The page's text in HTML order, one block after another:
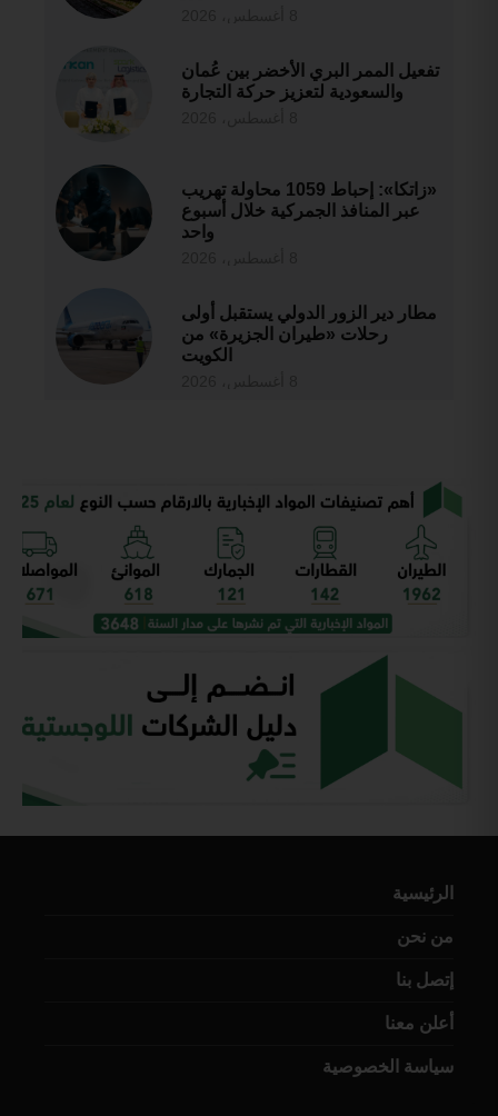
تفعيل الممر البري الأخضر بين عُمان
والسعودية لتعزيز حركة التجارة
«زاتكا»: إحباط 1059 محاولة تهريب
عبر المنافذ الجمركية خلال أسبوع
واحد
مطار دير الزور الدولي يستقبل أولى
رحلات «طيران الجزيرة» من
الكويت
الرئيسية
من نحن
إتصل بنا
أعلن معنا
سياسة الخصوصية